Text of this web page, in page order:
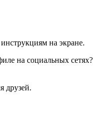
на экране.
на социальных сетях?
друзей.